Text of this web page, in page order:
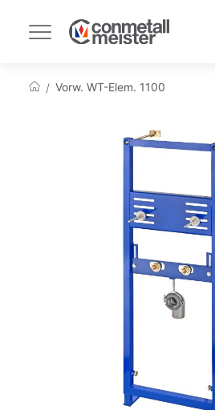
Navigation
umschalten
StartseiteVorw. WT-Elem. 1100